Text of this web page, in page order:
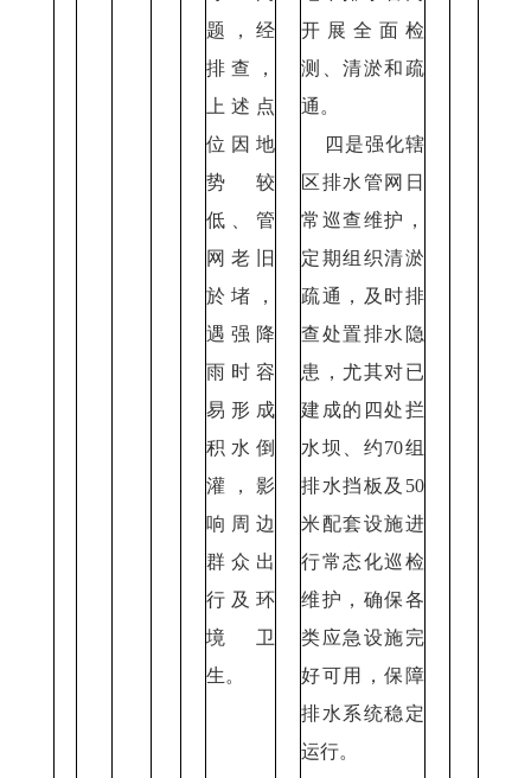
题，经
排查，
上述点
位因地
势较
低、管
网老旧
於堵，
遇强降
雨时容
易形成
积水倒
灌，影
响周边
群众出
行及环
境卫
生。
开展全面检
测、清淤和疏
通。
四是强化辖
区排水管网日
常巡查维护，
定期组织清淤
疏通，及时排
查处置排水隐
患，尤其对已
建成的四处拦
水坝、约70组
排水挡板及50
米配套设施进
行常态化巡检
维护，确保各
类应急设施完
好可用，保障
排水系统稳定
运行。